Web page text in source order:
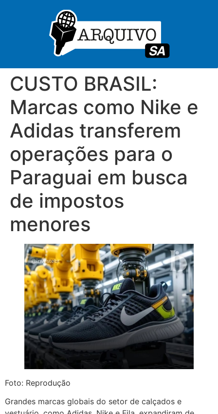
CUSTO BRASIL:
Marcas como Nike e
Adidas transferem
operações para o
Paraguai em busca
de impostos
menores
Foto: Reprodução
Grandes marcas globais do setor de calçados e